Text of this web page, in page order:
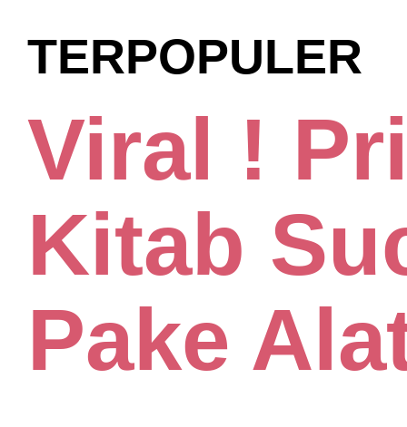
TERPOPULER
Viral !
Kitab
Pake